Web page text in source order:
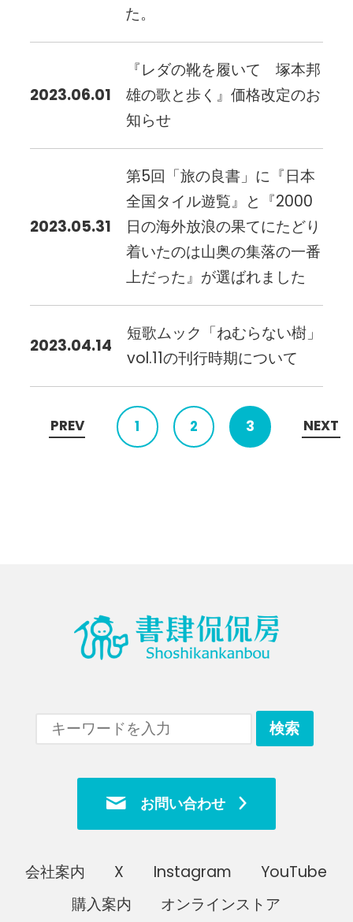
た。
2023.06.01
『レダの靴を履いて 塚本邦
雄の歌と歩く』価格改定のお
知らせ
2023.05.31
第5回「旅の良書」に『日本
全国タイル遊覧』と『2000
日の海外放浪の果てにたどり
着いたのは山奥の集落の一番
上だった』が選ばれました
2023.04.14
短歌ムック「ねむらない樹」
vol.11の刊行時期について
PREV NEXT
1 2 3
お問い合わせ
会社案内 X Instagram
YouTube
購入案内
オンラインストア